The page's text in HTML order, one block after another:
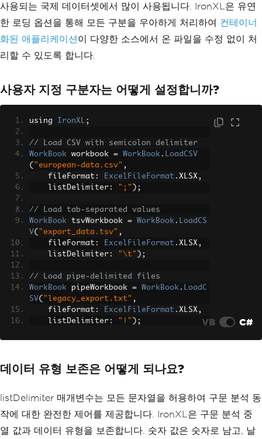
사용되는 국제 데이터셋에서 많이 사용됩니다. IronXL은 유연
한 로딩 옵션을 통해 모든 구분을 우아하게 처리하여 컨테이너
화된 애플리케이션 이 다양한 소스에서 온 파일을 수정 없이 처
리할 수 있도록 합니다.
사용자 지정 구분자는 어떻게 설정합니까?
using IronXL ;
// Load CSV with semicolon delimiter
WorkBook workbook = WorkBook . LoadCSV
( "european-data.csv" ,
    fileFormat
: ExcelFileFormat . XLSX,
    listDelimiter
: ";" );
// Load tab-separated values
WorkBook tsvWorkbook = WorkBook . LoadCS
V( "export_data.tsv" ,
    fileFormat
: ExcelFileFormat . XLSX,
    listDelimiter
: "\t" );
// Load pipe-delimited files
WorkBook pipeWorkbook = WorkBook . LoadC
SV( "legacy_export.txt" ,
    fileFormat
: ExcelFileFormat . XLSX,
    listDelimiter
: "|" );
Sheet;
decimal
totalSales = sheet [ "B2:B10"
// Apply math functions for analysis
decimal maxValue = sheet "C:C" Max();
decimal
minValue = sheet[ "C:C" ].Min();
VB C#
데이터 유형 보존은 어떻게 되나요?
listDelimiter 매개변수는 모든 문자열을 허용하여 구문 분석 동
작에 대한 완전한 제어를 제공합니다. IronXL은 구문 분석 중
열 값과 데이터 유형을 보존합니다. 숫자 값은 숫자로 남고, 날